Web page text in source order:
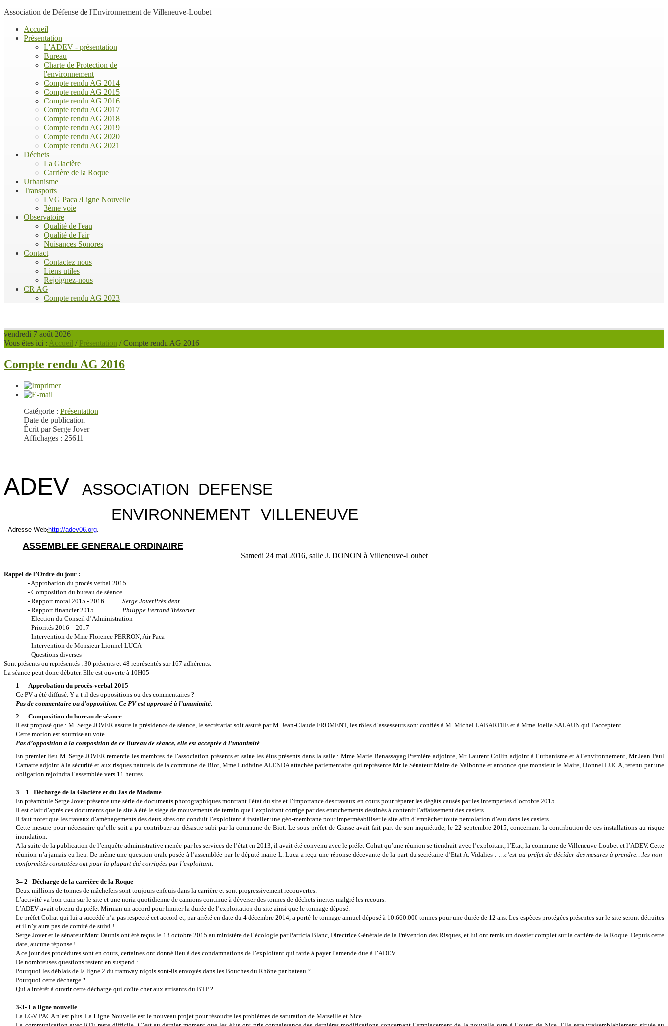
Association de Défense de l'Environnement de Villeneuve-Loubet
Accueil
Présentation
L'ADEV - présentation
Bureau
Charte de Protection de
l'environnement
Compte rendu AG 2014
Compte rendu AG 2015
Compte rendu AG 2016
Compte rendu AG 2017
Compte rendu AG 2018
Compte rendu AG 2019
Compte rendu AG 2020
Compte rendu AG 2021
Déchets
La Glacière
Carrière de la Roque
Urbanisme
Transports
LVG Paca /Ligne Nouvelle
3ème voie
Observatoire
Qualité de l'eau
Qualité de l'air
Nuisances Sonores
Contact
Contactez nous
Liens utiles
Rejoignez-nous
CR AG
Compte rendu AG 2023
vendredi 7 août 2026
Vous êtes ici : Accueil / Présentation /Compte rendu AG 2016
Compte rendu AG 2016
Catégorie : Présentation
Date de publication
Écrit par Serge Jover
Affichages : 25611
ADEV
ASSOCIATION DEFENSE
ENVIRONNEMENT
VILLENEUVE
- Adresse Web;http://adev06.org
ASSEMBLEEGENERALE ORDINAIRE
Samedi 24 mai 2016, salle J. DONON à Villeneuve-Loubet
Rappel de l’Ordre du jour :
- Approbation du procès verbal 2015
- Composition du bureau de séance
- Rapport moral 2015 - 2016 Serge JoverPrésident
- Rapport financier 2015 Philippe Ferrand Trésorier
- Election du Conseil d’Administration
- Priorités 2016 – 2017
- Intervention de Mme Florence PERRON, Air Paca
- Intervention de Monsieur Lionnel LUCA
- Questions diverses
Sont présents ou représentés : 30 présents et 48 représentés sur 167 adhérents.
La séance peut donc débuter. Elle est ouverte à 10H05
1
Approbation du procès-verbal 2015
Ce PV a été diffusé. Y a-t-il des oppositions ou des commentaires ?
Pas de commentaire ou d’opposition. Ce PV est approuvé à l’unanimité.
2
Composition du bureau de séance
Il est proposé que : M. Serge JOVER assure la présidence de séance, le secrétariat soit assuré par M. Jean-Claude FROMENT, les rôles d’assesseurs sont confiés à M. Michel LABARTHE et à Mme Joelle SALAUN qui l’acceptent.
Cette motion est soumise au vote.
Pas d’opposition à la composition de ce Bureau de séance, elle est acceptée à l’unanimité
En premier lieu M. Serge JOVER remercie les membres de l’association présents et salue les élus présents dans la salle : Mme Marie Benassayag Première adjointe, Mr Laurent Collin adjoint à l’urbanisme et à l’environnement, Mr Jean Paul
Camatte adjoint à la sécurité et aux risques naturels de la commune de Biot, Mme Ludivine ALENDA attachée parlementaire qui représente Mr le Sénateur Maire de Valbonne et annonce que monsieur le Maire, Lionnel LUCA, retenu par une
obligation rejoindra l’assemblée vers 11 heures.
3 – 1 Décharge de la Glacière et du Jas de Madame
En préambule Serge Jover présente une série de documents photographiques montrant l’état du site et l’importance des travaux en cours pour réparer les dégâts causés par les intempéries d’octobre 2015.
Il est clair d’après ces documents que le site à été le siège de mouvements de terrain que l’exploitant corrige par des enrochements destinés à contenir l’affaissement des casiers.
Il faut noter que les travaux d’aménagements des deux sites ont conduit l’exploitant à installer une géo-membrane pour imperméabiliser le site afin d’empêcher toute percolation d’eau dans les casiers.
Cette mesure pour nécessaire qu’elle soit a pu contribuer au désastre subi par la commune de Biot. Le sous préfet de Grasse avait fait part de son inquiétude, le 22 septembre 2015, concernant la contribution de ces installations au risque
inondation.
A la suite de la publication de l’enquête administrative menée par les services de l’état en 2013, il avait été convenu avec le préfet Colrat qu’une réunion se tiendrait avec l’exploitant, l’Etat, la commune de Villeneuve-Loubet et l’ADEV. Cette
réunion n’a jamais eu lieu. De même une question orale posée à l’assemblée par le député maire L. Luca a reçu une réponse décevante de la part du secrétaire d’Etat A. Vidalies : …c’est au préfet de décider des mesures à prendre…les non-
conformités constatées ont pour la plupart été corrigées par l’exploitant.
3– 2 Décharge de la carrière de la Roque
Deux millions de tonnes de mâchefers sont toujours enfouis dans la carrière et sont progressivement recouvertes.
L’activité va bon train sur le site et une noria quotidienne de camions continue à déverser des tonnes de déchets inertes malgré les recours.
L’ADEV avait obtenu du préfet Mirman un accord pour limiter la durée de l’exploitation du site ainsi que le tonnage déposé.
Le préfet Colrat qui lui a succédé n’a pas respecté cet accord et, par arrêté en date du 4 décembre 2014, a porté le tonnage annuel déposé à 10.660.000 tonnes pour une durée de 12 ans. Les espèces protégées présentes sur le site seront détruites
et il n’y aura pas de comité de suivi !
Serge Jover et le sénateur Marc Daunis ont été reçus le 13 octobre 2015 au ministère de l’écologie par Patricia Blanc, Directrice Générale de la Prévention des Risques, et lui ont remis un dossier complet sur la carrière de la Roque. Depuis cette
date, aucune réponse !
A ce jour des procédures sont en cours, certaines ont donné lieu à des condamnations de l’exploitant qui tarde à payer l’amende due à l’ADEV.
De nombreuses questions restent en suspend :
Pourquoi les déblais de la ligne 2 du tramway niçois sont-ils envoyés dans les Bouches du Rhône par bateau ?
Pourquoi cette décharge ?
Qui a intérêt à ouvrir cette décharge qui coûte cher aux artisants du BTP ?
3-3- La ligne nouvelle
La LGV PACA n’est plus. LaLigneNouvelle est le nouveau projet pour résoudre les problèmes de saturation de Marseille et Nice.